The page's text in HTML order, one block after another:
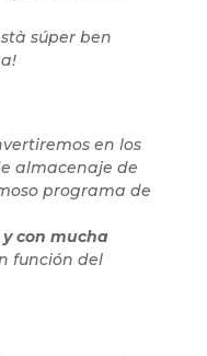
súper ben
en los
almacenaje de
programa de
con mucha
función del